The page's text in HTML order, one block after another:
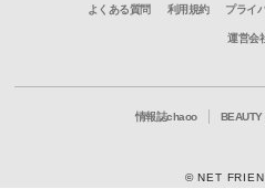
よくある質問 利用規約 プライ
運営会
情報誌chaoo
© NET